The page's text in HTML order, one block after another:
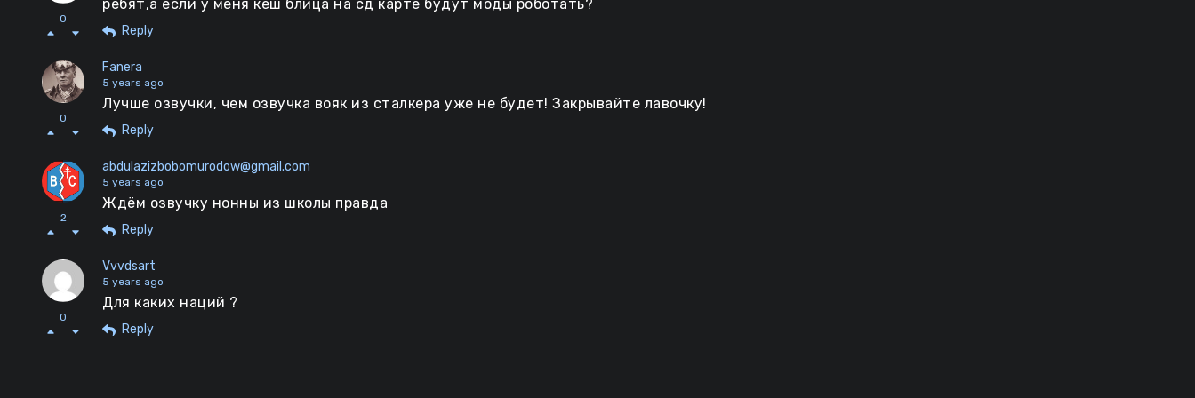
0
ребят,а если у меня кеш блица на сд карте будут моды роботать?
Reply
0
Fanera
5 years ago
Лучше озвучки, чем озвучка вояк из сталкера уже не будет! Закрывайте лавочку!
Reply
2
abdulazizbobomurodow@gmail.com
5 years ago
Ждём озвучку нонны из школы правда
Reply
0
Vvvdsart
5 years ago
Для каких наций ?
Reply